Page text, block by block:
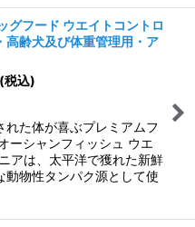
グフード ウエイトコントロ
高齢犬及び体重管理用・ア
(税込)
れた体が喜ぶプレミアムフ
ーシャンフィッシュ ウエ
アは、太平洋で獲れた新鮮
動物性タンパク源として使